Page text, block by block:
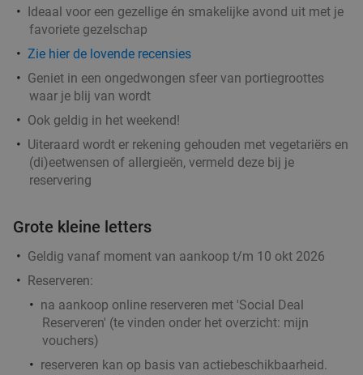
Ideaal voor een gezellige én smakelijke avond uit met je
favoriete gezelschap
Zie hier de lovende recensies
Geniet in een ongedwongen sfeer van portiegroottes
waar je blij van wordt
Ook geldig in het weekend!
Uiteraard wordt er rekening gehouden met vegetariërs en
(di)eetwensen of allergieën, vermeld deze bij je
reservering
Grote kleine letters
Geldig vanaf moment van aankoop t/m 10 okt 2026
Reserveren:
na aankoop online reserveren met 'Social Deal
Reserveren' (te vinden onder het overzicht: mijn
vouchers)
reserveren kan op basis van actiebeschikbaarheid.